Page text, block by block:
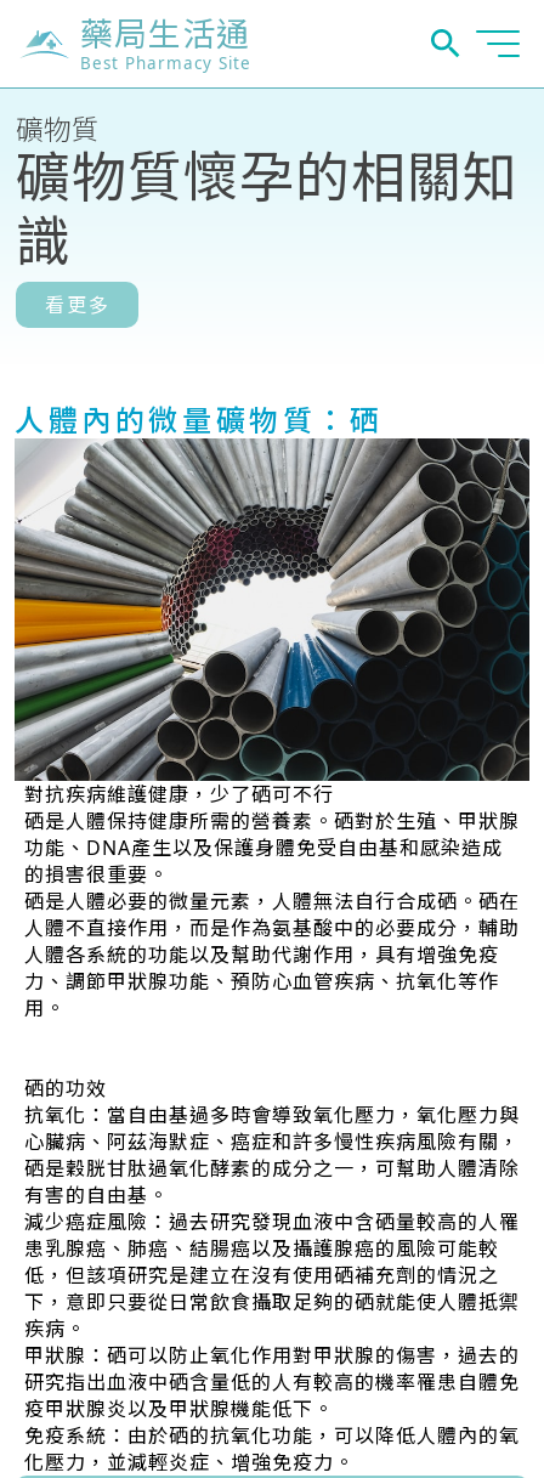
藥局生活通
Best Pharmacy Site
礦物質
礦物質懷孕的相關知
識
看更多
人體內的微量礦物質：硒
對抗疾病維護健康，少了硒可不行
硒是人體保持健康所需的營養素。硒對於生殖、甲狀腺
功能、DNA產生以及保護身體免受自由基和感染造成
的損害很重要。
硒是人體必要的微量元素，人體無法自行合成硒。硒在
人體不直接作用，而是作為氨基酸中的必要成分，輔助
人體各系統的功能以及幫助代謝作用，具有增強免疫
力、調節甲狀腺功能、預防心血管疾病、抗氧化等作
用。
硒的功效
抗氧化：當自由基過多時會導致氧化壓力，氧化壓力與
心臟病、阿茲海默症、癌症和許多慢性疾病風險有關，
硒是穀胱甘肽過氧化酵素的成分之一，可幫助人體清除
有害的自由基。
減少癌症風險：過去研究發現血液中含硒量較高的人罹
患乳腺癌、肺癌、結腸癌以及攝護腺癌的風險可能較
低，但該項研究是建立在沒有使用硒補充劑的情況之
下，意即只要從日常飲食攝取足夠的硒就能使人體抵禦
疾病。
甲狀腺：硒可以防止氧化作用對甲狀腺的傷害，過去的
研究指出血液中硒含量低的人有較高的機率罹患自體免
疫甲狀腺炎以及甲狀腺機能低下。
免疫系統：由於硒的抗氧化功能，可以降低人體內的氧
化壓力，並減輕炎症、增強免疫力。